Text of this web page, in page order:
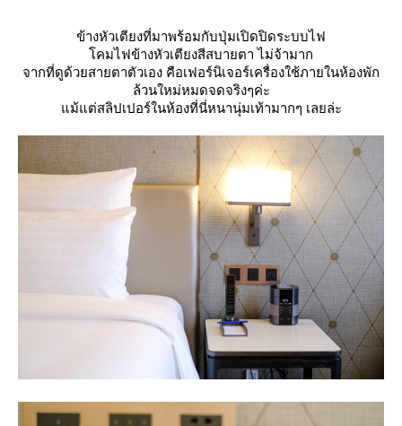
ข้างหัวเตียงที่มาพร้อมกับปุ่มเปิดปิดระบบไฟ
คมไฟข้างหัวเตียงสีสบายตา ไม่จ้ามาก
จากที่ดูด้วยสายตาตัวเอง คือเฟอร์นิเจอร์เครื่องใช้ภายในห้องพัก
ล้วนใหม่หมดจดจริงๆค่ะ
ม้แต่สลิปเปอร์ในห้องที่นี่หนานุ่มเท้ามากๆ เลยล่ะ